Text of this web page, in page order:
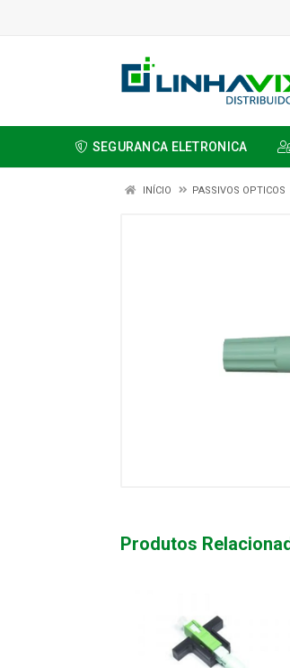
SEGURANCA ELETRONICA
INÍCIO PASSIVOS OPTICOS
Produtos